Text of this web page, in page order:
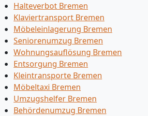
Halteverbot Bremen
Klaviertransport Bremen
Möbeleinlagerung Bremen
Seniorenumzug Bremen
Wohnungsauflösung Bremen
Entsorgung Bremen
Kleintransporte Bremen
Möbeltaxi Bremen
Umzugshelfer Bremen
Behördenumzug Bremen